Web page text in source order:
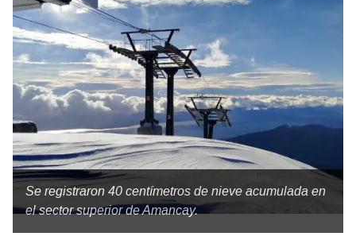
Se registraron 40 centímetros de nieve acumulada en
el sector superior de Amancay.